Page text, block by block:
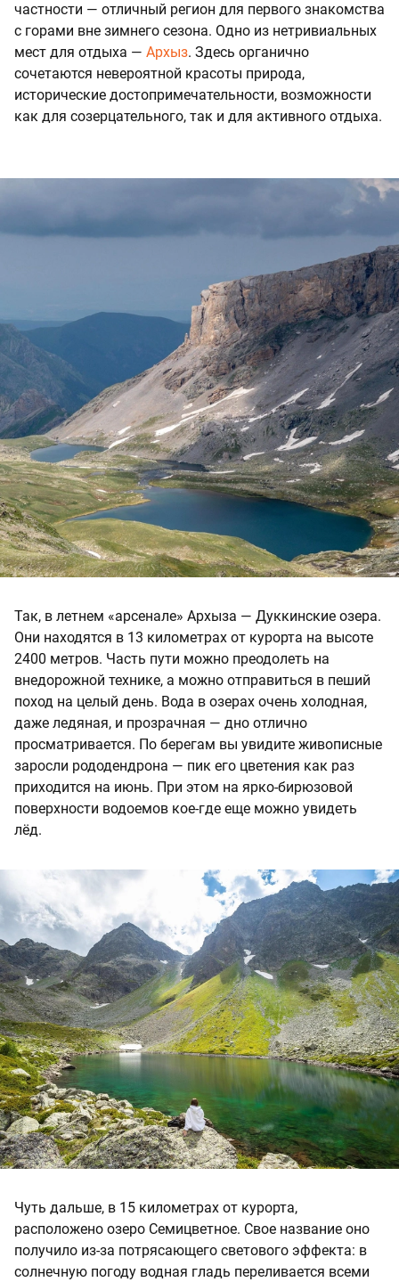
частности — отличный регион для первого знакомства
с горами вне зимнего сезона. Одно из нетривиальных
мест для отдыха — Архыз. Здесь органично
сочетаются невероятной красоты природа,
исторические достопримечательности, возможности
как для созерцательного, так и для активного отдыха.
Так, в летнем «арсенале» Архыза — Дуккинские озера.
Они находятся в 13 километрах от курорта на высоте
2400 метров. Часть пути можно преодолеть на
внедорожной технике, а можно отправиться в пеший
поход на целый день. Вода в озерах очень холодная,
даже ледяная, и прозрачная — дно отлично
просматривается. По берегам вы увидите живописные
заросли рододендрона — пик его цветения как раз
приходится на июнь. При этом на ярко-бирюзовой
поверхности водоемов кое-где еще можно увидеть
лёд.
Чуть дальше, в 15 километрах от курорта,
расположено озеро Семицветное. Свое название оно
получило из-за потрясающего светового эффекта: в
солнечную погоду водная гладь переливается всеми